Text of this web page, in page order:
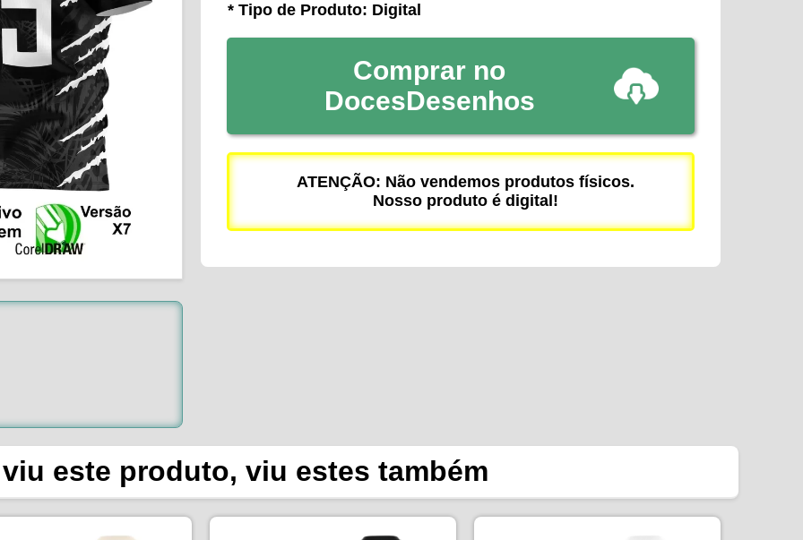
* Tipo de Produto: Digital
Comprar no
DocesDesenhos
ATENÇÃO: Não vendemos produtos físicos.
Nosso produto é digital!
este produto, viu estes também